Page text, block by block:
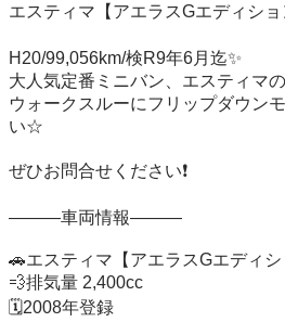
エスティマ【アエラスGエディショ
H20/99,056km/検R9年6月迄✨
大人気定番ミニバン、エスティマ
ウォークスルーにフリップダウン
い☆
ぜひお問合せください❗️
―――車両情報―――
🚗エスティマ【アエラスGエディシ
💨排気量 2,400cc
🗓️2008年登録